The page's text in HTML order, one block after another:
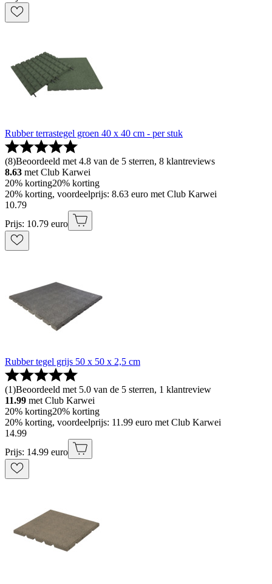
Rubber terrastegel groen 40 x 40 cm - per stuk
(8)Beoordeeld met 4.8 van de 5 sterren, 8 klantreviews
8.63 met Club Karwei
20% korting20% korting
20% korting, voordeelprijs: 8.63 euro met Club Karwei
10.79
Prijs: 10.79 euro
Rubber tegel grijs 50 x 50 x 2,5 cm
(1)Beoordeeld met 5.0 van de 5 sterren, 1 klantreview
11.99 met Club Karwei
20% korting20% korting
20% korting, voordeelprijs: 11.99 euro met Club Karwei
14.99
Prijs: 14.99 euro